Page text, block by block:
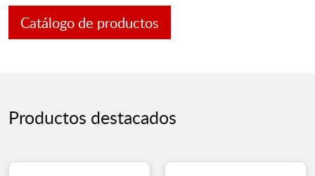
Catálogo de productos
Productos destacados